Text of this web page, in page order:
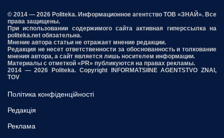
© 2014 — 2026 Politeka. Информационное агентство ТОВ «ЗНАЙ». Все
права защищены.
При использовании содержимого сайта активная гиперссылка на
politeka.net обязательна.
Мнение автора статьи не отражает мнение редакции.
Редакция не несет ответственности за обоснованность и толкование
мнения автора, а сайт является лишь носителем информации.
Материалы с отметкой «PR» публикуются на правах рекламы.
2014 — 2026 Politeka. Copyright INFORMATSIINE AGENTSTVO ZNAI,
TOV
Політика конфіденційності
Редакція
Реклама